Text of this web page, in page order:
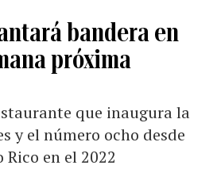
bandera en
próxima
que inaugura la
y el número ocho desde
en el 2022